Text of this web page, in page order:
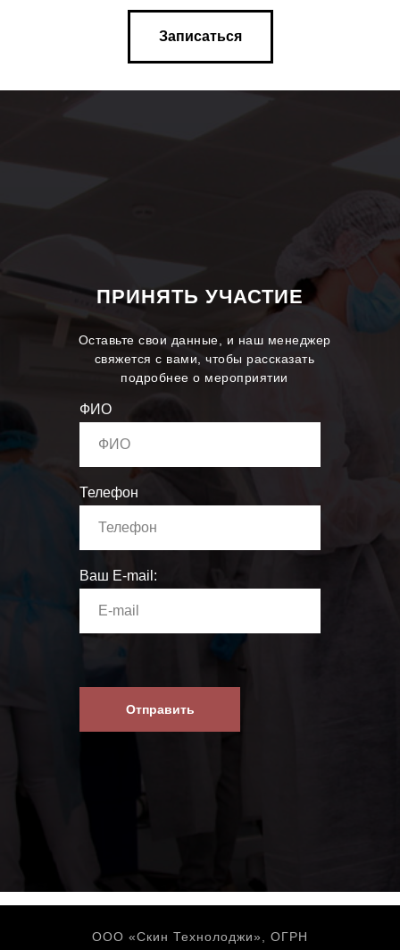
Записаться
ПРИНЯТЬ УЧАСТИЕ
Оставьте свои данные, и наш менеджер
свяжется с вами, чтобы рассказать
подробнее о мероприятии
ФИО
Телефон
Ваш E-mail:
Отправить
ООО «Скин Технолоджи», ОГРН